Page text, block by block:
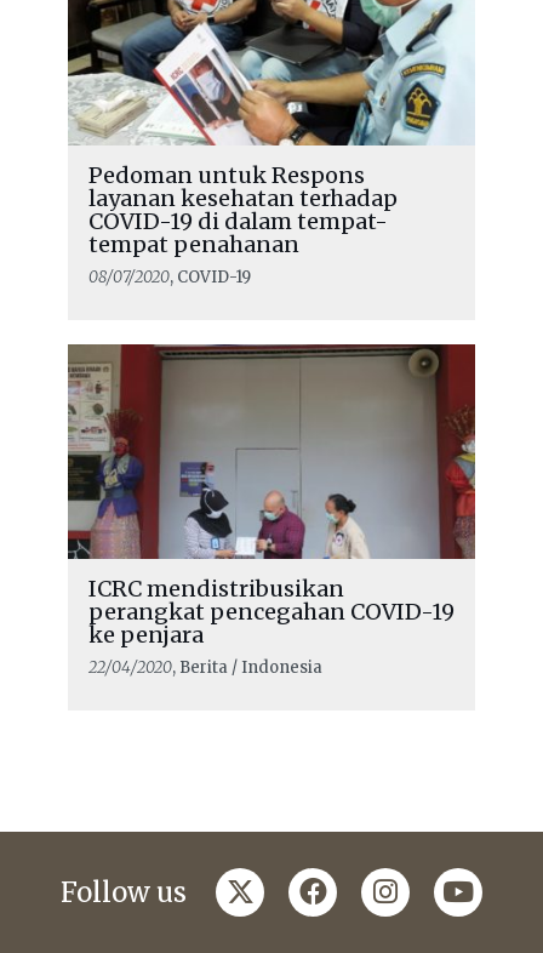
Pedoman untuk Respons
layanan kesehatan terhadap
COVID-19 di dalam tempat-
tempat penahanan
08/07/2020, COVID-19
ICRC mendistribusikan
perangkat pencegahan COVID-19
ke penjara
22/04/2020, Berita / Indonesia
Follow us twitterfacebookinstagramyoutube